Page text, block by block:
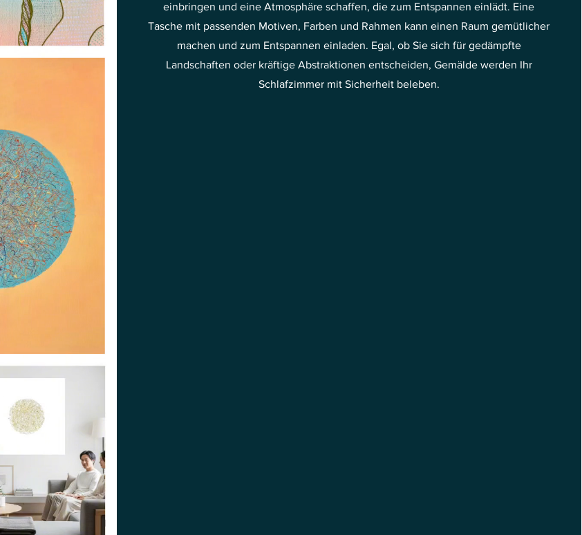
einbringen und eine Atmosphäre schaffen, die zum Entspannen einlädt. Eine
Tasche mit passenden Motiven, Farben und Rahmen kann einen Raum gemütlicher
machen und zum Entspannen einladen. Egal, ob Sie sich für gedämpfte
Landschaften oder kräftige Abstraktionen entscheiden, Gemälde werden Ihr
Schlafzimmer mit Sicherheit beleben.